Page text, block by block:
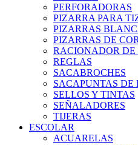
PERFORADORAS
PIZARRA PARA
PIZARRAS
PIZARRAS DE
RACIONADOR DE
REGLAS
SACABROCHES
SACAPUNTAS DE
SELLOS Y TINTAS
SEÑALADORES
TIJERAS
ESCOLAR
ACUARELAS